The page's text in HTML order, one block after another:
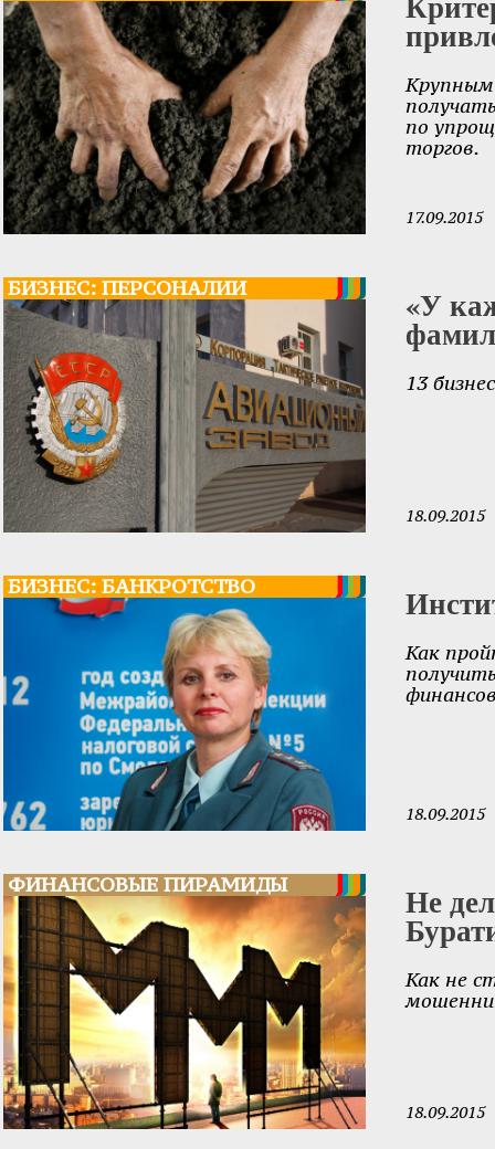
Крупным
по
торгов.
17.09.2015
БИЗНЕС: ПЕРСОНАЛИИ «У
13
18.09.2015
БИЗНЕС: БАНКРОТСТВО
Как
18.09.2015
ФИНАНСОВЫЕ ПИРАМИДЫ Не
Как не
18.09.2015